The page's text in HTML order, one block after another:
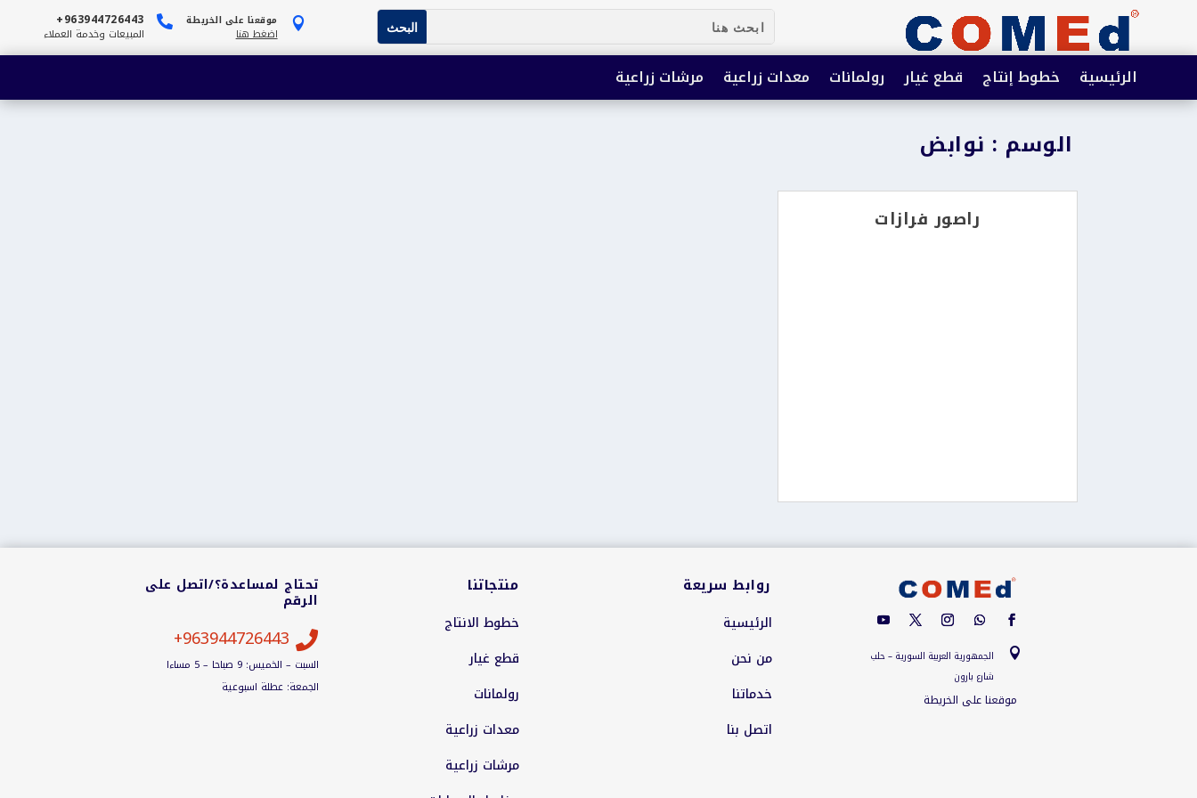
 موقعنا على الخريطة
اضغط هنا

963944726443+
المبيعات وخدمة العملاء
الرئيسية خطوط إنتاج قطع غيار رولمانات معدات زراعية مرشات زراعية
الوسم : نوابض
راصور فرازات

الجمهورية العربية السورية – حلب
شارع بارون
موقعنا على الخريطة
روابط سريعة
الرئيسية
من نحن
خدماتنا
اتصل بنا
منتجاتنا
خطوط الانتاج
قطع غيار
رولمانات
معدات زراعية
مرشات زراعية
تحتاج لمساعدة؟/اتصل على
الرقم

963944726443+
السبت – الخميس: 9 صباحا – 5 مساءا
الجمعة: عطلة اسبوعية